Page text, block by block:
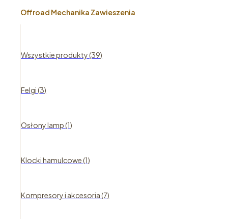
Offroad Mechanika Zawieszenia
Wszystkie produkty (39)
Felgi (3)
Osłony lamp (1)
Klocki hamulcowe (1)
Kompresory i akcesoria (7)